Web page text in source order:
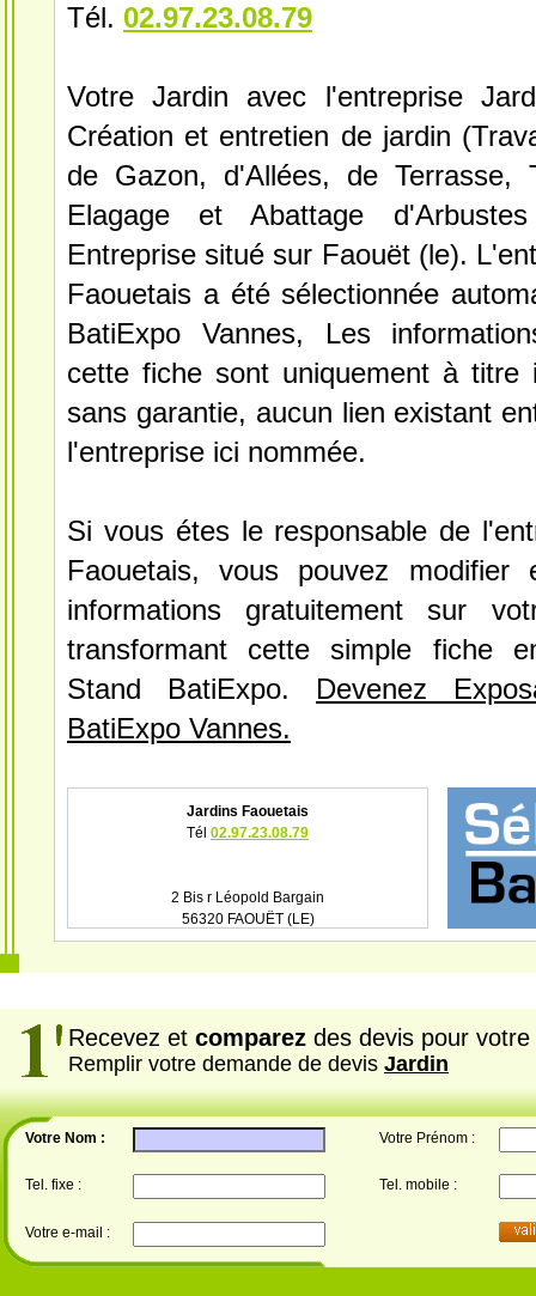
Tél. 02.97.23.08.79
Votre Jardin avec l'entreprise
Création et entretien de jardin
de Gazon, d'Allées, de Terrasse,
Elagage et Abattage
Entreprise situé sur Faouët (le).
Faouetais a été sélectionnée
BatiExpo Vannes, Les
cette fiche sont uniquement à titre
sans garantie, aucun lien existant
l'entreprise ici nommée.
Si vous étes le responsable de
Faouetais, vous pouvez modifier
informations gratuitement sur
transformant cette simple fiche
Stand BatiExpo. Devenez
BatiExpo Vannes.
Jardins Faouetais
Tél 02.97.23.08.79
2 Bis r Léopold Bargain
56320 FAOUËT (LE)
Recevez et comparez des devis pour votre
Remplir votre demande de devis Jardin
Votre Nom : Votre Prénom :
Tel. fixe : Tel. mobile :
Votre e-mail :